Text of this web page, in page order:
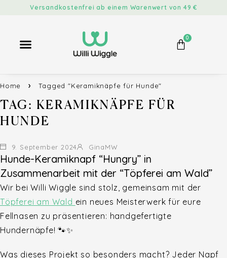
Versandkostenfrei ab einem Warenwert von 49 €
0
Home Tagged "Keramiknäpfe für Hunde"
TAG: KERAMIKNÄPFE FÜR
HUNDE
9. September 2024 GinaMW
Hunde-Keramiknapf “Hungry” in
Zusammenarbeit mit der “Töpferei am Wald”
Wir bei Willi Wiggle sind stolz, gemeinsam mit der
Töpferei am Wald ein neues Meisterwerk für eure
Fellnasen zu präsentieren: handgefertigte
Hundernäpfe! 🐾✨
Was dieses Projekt so besonders macht? Jeder Napf